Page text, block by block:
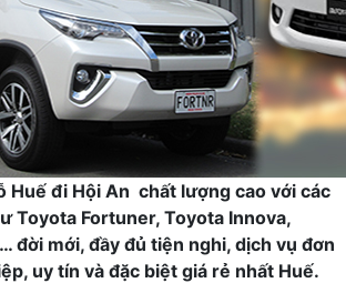
Huế đi Hội An chất lượng cao với các
Toyota Fortuner, Toyota Innova,
đời mới, đầy đủ tiện nghi, dịch vụ đơn
uy tín và đặc biệt giá rẻ nhất Huế.